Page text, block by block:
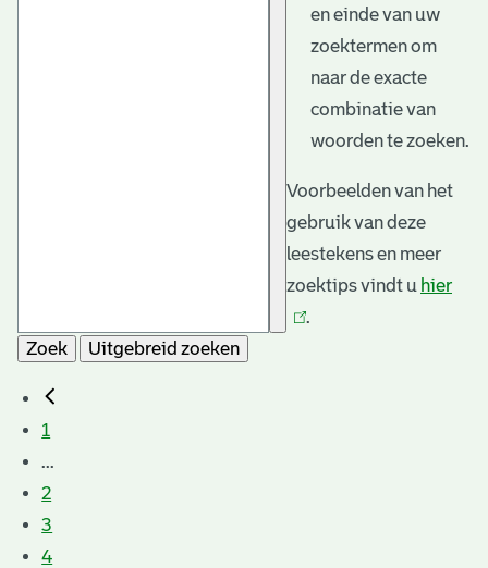
en einde van uw
zoektermen om
naar de exacte
combinatie van
woorden te zoeken.
Voorbeelden van het
gebruik van deze
leestekens en meer
zoektips vindt u hier
.
Zoek
Uitgebreid zoeken
1
...
2
3
4